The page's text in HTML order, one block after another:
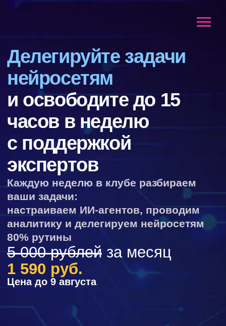
ВСТУПИТЬ В КЛУБ
30+ задач, которые можно оптимизировать
с ИИ-экспертами каждый месяц
нейросетям
и освободите до 15
часов в неделю
с поддержкой
экспертов
Каждую неделю в клубе разбираем
ваши задачи:
настраиваем ИИ-агентов, проводим
аналитику и делегируем нейросетям
80% рутины
5 000 рублейза месяц
1 590 руб.
Цена до 9 августа